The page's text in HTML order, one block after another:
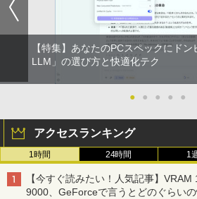
【特集】あなたのPCスペックにド
LLM」の選び方と快適化テク
● ● ● ● ●
アクセスランキング
1時間 24時間 1
【今すぐ読みたい！人気記事】
9000、GeForceで言うとどのぐらい